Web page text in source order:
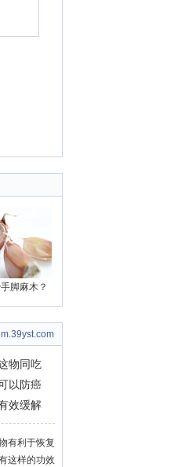
脚麻木？
物同吃
以防癌
效缓解
有利于恢复
这样的功效